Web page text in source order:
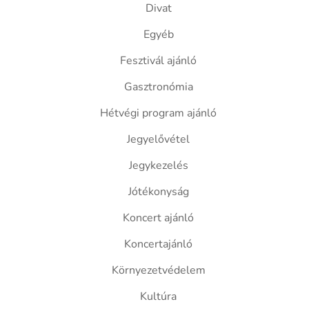
Divat
Egyéb
Fesztivál ajánló
Gasztronómia
Hétvégi program ajánló
Jegyelővétel
Jegykezelés
Jótékonyság
Koncert ajánló
Koncertajánló
Környezetvédelem
Kultúra